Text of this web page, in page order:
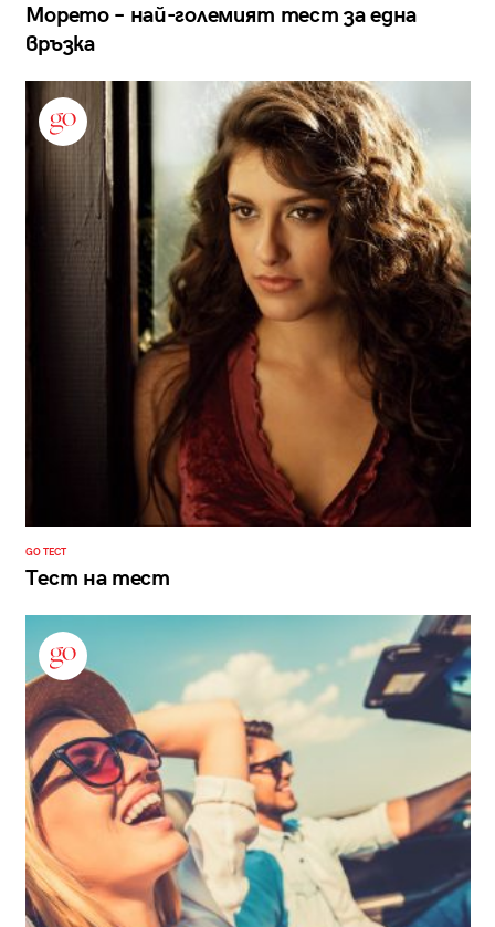
Морето – най-големият тест за една
връзка
GO ТЕСТ
Тест на тест